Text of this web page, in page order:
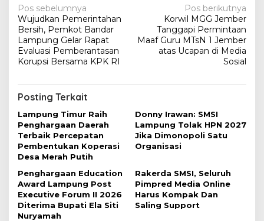
N
a
v
i
a
s
i
p
o
s
Pos sebelumnya
Wujudkan Pemerintahan
Bersih, Pemkot Bandar
Lampung Gelar Rapat
Evaluasi Pemberantasan
Korupsi Bersama KPK RI
Pos berikutnya
Korwil MGG Jember
Tanggapi Permintaan
Maaf Guru MTsN 1 Jember
atas Ucapan di Media
Sosial
Posting Terkait
Lampung Timur Raih
Penghargaan Daerah
Terbaik Percepatan
Pembentukan Koperasi
Desa Merah Putih
Donny Irawan: SMSI
Lampung Tolak HPN 2027
Jika Dimonopoli Satu
Organisasi
Penghargaan Education
Award Lampung Post
Executive Forum II 2026
Diterima Bupati Ela Siti
Nuryamah
Rakerda SMSI, Seluruh
Pimpred Media Online
Harus Kompak Dan
Saling Support